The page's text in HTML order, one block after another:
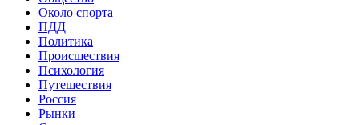
Около спорта
ПДД
Политика
Происшествия
Психология
Путешествия
Россия
Рынки